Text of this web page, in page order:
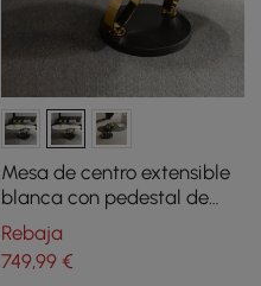
Mesa de centro extensible
blanca con pedestal de
metal en forma de anillo de
acabado de oro
Rebaja
749,99€